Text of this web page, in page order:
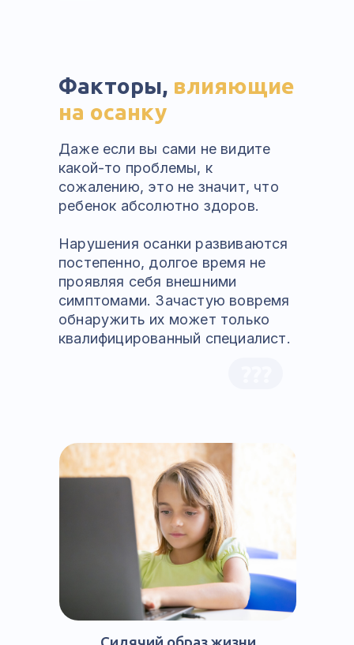
Факторы, влияющие
на осанку
Даже если вы сами не видите
какой-то проблемы, к
сожалению, это не значит, что
ребенок абсолютно здоров.
Нарушения осанки развиваются
постепенно, долгое время не
проявляя себя внешними
симптомами. Зачастую вовремя
обнаружить их может только
квалифицированный специалист.